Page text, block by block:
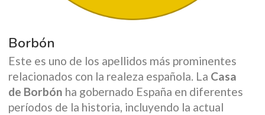
Borbón
Este es uno de los apellidos más prominentes
relacionados con la realeza española. La Casa
de Borbón ha gobernado España en diferentes
períodos de la historia, incluyendo la actual